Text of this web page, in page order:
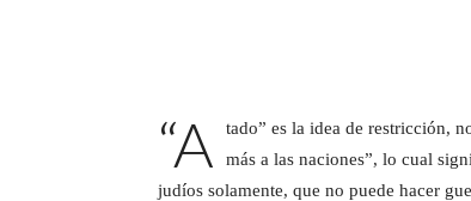
“A
tado” es la idea de restricción,
más a las naciones”, lo cual
judíos solamente, que no puede hacer